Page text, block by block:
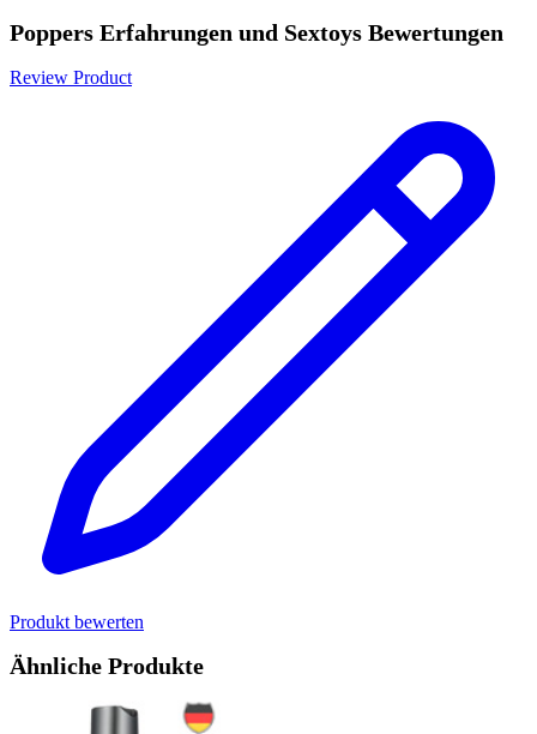
Poppers Erfahrungen und Sextoys Bewertungen
Review Product
Produkt bewerten
Ähnliche Produkte